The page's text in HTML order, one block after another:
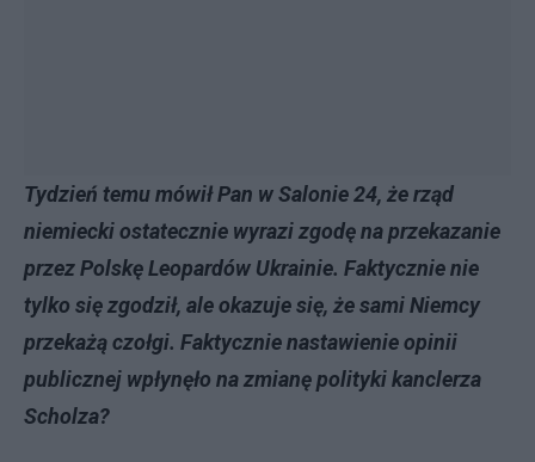
Tydzień temu mówił Pan w Salonie 24, że rząd
niemiecki ostatecznie wyrazi zgodę na przekazanie
przez Polskę Leopardów Ukrainie. Faktycznie nie
tylko się zgodził, ale okazuje się, że sami Niemcy
przekażą czołgi. Faktycznie nastawienie opinii
publicznej wpłynęło na zmianę polityki kanclerza
Scholza?